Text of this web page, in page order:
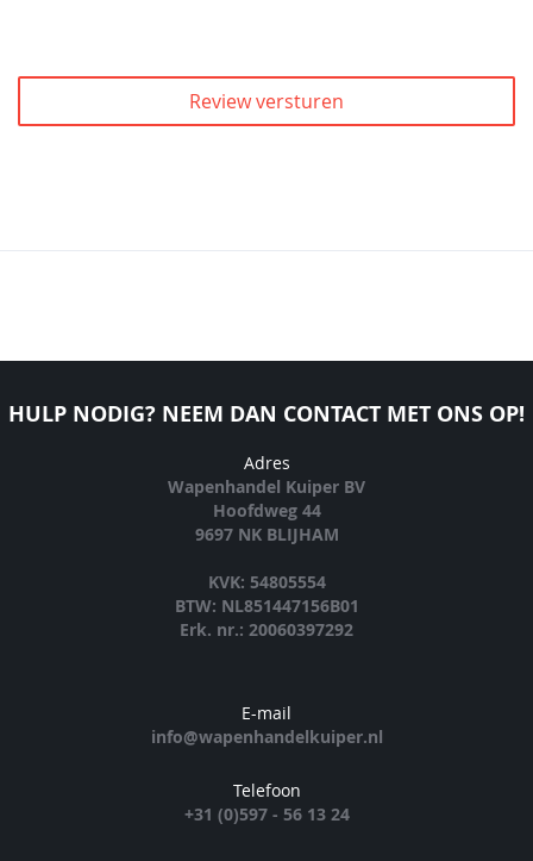
Review versturen
HULP NODIG? NEEM DAN CONTACT MET ONS OP!
Adres
Wapenhandel Kuiper BV
Hoofdweg 44
9697 NK BLIJHAM
KVK: 54805554
BTW: NL851447156B01
Erk. nr.: 20060397292
E-mail
info@wapenhandelkuiper.nl
Telefoon
+31 (0)597 - 56 13 24